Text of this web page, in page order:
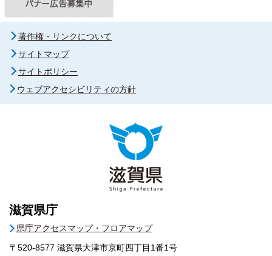
著作権・リンクについて
サイトマップ
サイトポリシー
ウェブアクセシビリティの方針
滋賀県庁
県庁アクセスマップ・フロアマップ
〒520-8577 滋賀県大津市京町四丁目1番1号